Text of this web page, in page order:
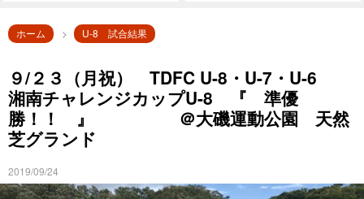
ホーム U-8 試合結果
９/２３（月祝） TDFC U-8・U-7・U-6
湘南チャレンジカップU-8 『 準優
勝！！ 』 ＠大磯運動公園 天然
芝グランド
2019/09/24